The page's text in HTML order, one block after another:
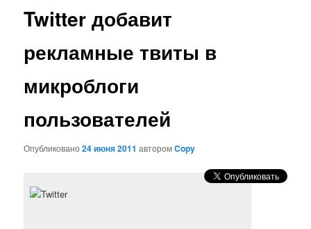
Twitter добавит
рекламные твиты в
микроблоги
пользователей
Опубликовано24 июня 2011 авторомCopy